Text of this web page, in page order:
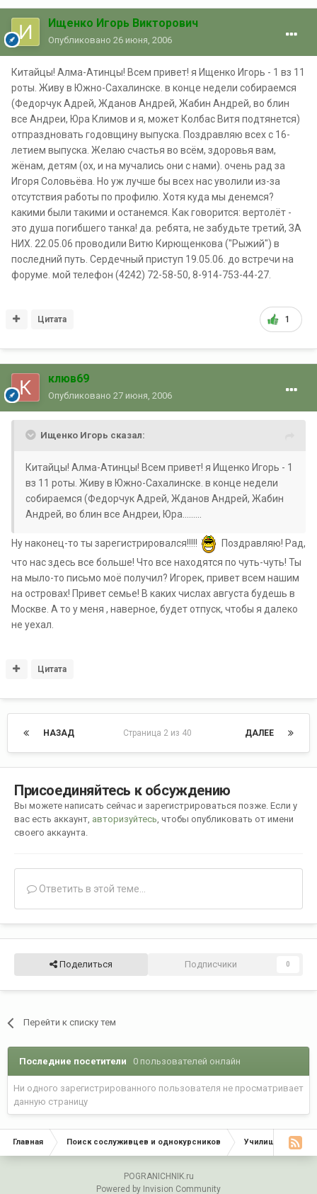
Ищенко Игорь Викторович
Опубликовано 26 июня, 2006
Китайцы! Алма-Атинцы! Всем привет! я Ищенко Игорь - 1 вз 11
роты. Живу в Южно-Сахалинске. в конце недели собираемся
(Федорчук Адрей, Жданов Андрей, Жабин Андрей, во блин
все Андреи, Юра Климов и я, может Колбас Витя подтянется)
отпраздновать годовщину выпуска. Поздравляю всех с 16-
летием выпуска. Желаю счастья во всём, здоровья вам,
жёнам, детям (ох, и на мучались они с нами). очень рад за
Игоря Соловьёва. Но уж лучше бы всех нас уволили из-за
отсутствия работы по профилю. Хотя куда мы денемся?
какими были такими и останемся. Как говорится: вертолёт -
это душа погибшего танка! да. ребята, не забудьте третий, ЗА
НИХ. 22.05.06 проводили Витю Кирющенкова ("Рыжий") в
последний путь. Сердечный приступ 19.05.06. до встречи на
форуме. мой телефон (4242) 72-58-50, 8-914-753-44-27.
1
Цитата
клюв69
Опубликовано 27 июня, 2006
Ищенко Игорь сказал:
Китайцы! Алма-Атинцы! Всем привет! я Ищенко Игорь - 1
вз 11 роты. Живу в Южно-Сахалинске. в конце недели
собираемся (Федорчук Адрей, Жданов Андрей, Жабин
Андрей, во блин все Андреи, Юра.........
Ну наконец-то ты зарегистрировался!!!!!
Поздравляю! Рад,
что нас здесь все больше! Что все находятся по чуть-чуть! Ты
на мыло-то письмо моё получил? Игорек, привет всем нашим
на островах! Привет семье! В каких числах августа будешь в
Москве. А то у меня , наверное, будет отпуск, чтобы я далеко
не уехал.
Цитата
НАЗАД ДАЛЕЕ
Страница 2 из 40
Присоединяйтесь к обсуждению
Вы можете написать сейчас и зарегистрироваться позже. Если у
вас есть аккаунт, авторизуйтесь, чтобы опубликовать от имени
своего аккаунта.
Ответить в этой теме...
Поделиться Подписчики 0
Перейти к списку тем
Последние посетители 0 пользователей онлайн
Ни одного зарегистрированного пользователя не просматривает
данную страницу
Главная Поиск сослуживцев и однокурсников Училища,
POGRANICHNIK.ru
Powered by Invision Community